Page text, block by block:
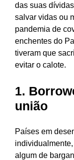
das suas
salvar vidas ou
pandemia de
enchentes do
tiveram que
evitar o calote.
1.
união
Países em
algum de